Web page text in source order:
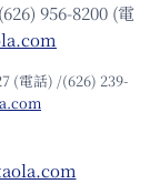
(626) 956-8200 (電
(電話) /(626) 239-